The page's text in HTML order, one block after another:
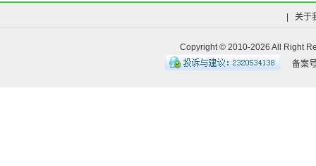
关于
Copyright © 2010-2026 All Right
备案